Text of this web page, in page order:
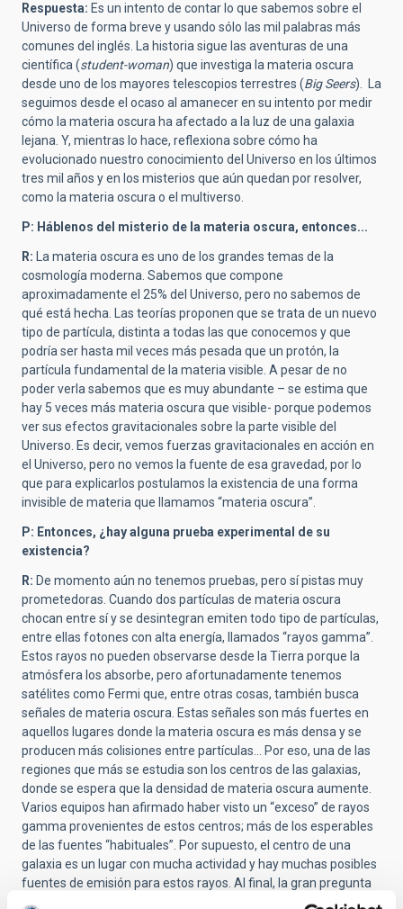
Respuesta: Es un intento de contar lo que sabemos sobre el
Universo de forma breve y usando sólo las mil palabras más
comunes del inglés. La historia sigue las aventuras de una
científica (student-woman) que investiga la materia oscura
desde uno de los mayores telescopios terrestres (Big Seers). La
seguimos desde el ocaso al amanecer en su intento por medir
cómo la materia oscura ha afectado a la luz de una galaxia
lejana. Y, mientras lo hace, reflexiona sobre cómo ha
evolucionado nuestro conocimiento del Universo en los últimos
tres mil años y en los misterios que aún quedan por resolver,
como la materia oscura o el multiverso.
P: Háblenos del misterio de la materia oscura, entonces...
R: La materia oscura es uno de los grandes temas de la
cosmología moderna. Sabemos que compone
aproximadamente el 25% del Universo, pero no sabemos de
qué está hecha. Las teorías proponen que se trata de un nuevo
tipo de partícula, distinta a todas las que conocemos y que
podría ser hasta mil veces más pesada que un protón, la
partícula fundamental de la materia visible. A pesar de no
poder verla sabemos que es muy abundante – se estima que
hay 5 veces más materia oscura que visible- porque podemos
ver sus efectos gravitacionales sobre la parte visible del
Universo. Es decir, vemos fuerzas gravitacionales en acción en
el Universo, pero no vemos la fuente de esa gravedad, por lo
que para explicarlos postulamos la existencia de una forma
invisible de materia que llamamos “materia oscura”.
P: Entonces, ¿hay alguna prueba experimental de su
existencia?
R: De momento aún no tenemos pruebas, pero sí pistas muy
prometedoras. Cuando dos partículas de materia oscura
chocan entre sí y se desintegran emiten todo tipo de partículas,
entre ellas fotones con alta energía, llamados “rayos gamma”.
Estos rayos no pueden observarse desde la Tierra porque la
atmósfera los absorbe, pero afortunadamente tenemos
satélites como Fermi que, entre otras cosas, también busca
señales de materia oscura. Estas señales son más fuertes en
aquellos lugares donde la materia oscura es más densa y se
producen más colisiones entre partículas... Por eso, una de las
regiones que más se estudia son los centros de las galaxias,
donde se espera que la densidad de materia oscura aumente.
Varios equipos han afirmado haber visto un “exceso” de rayos
gamma provenientes de estos centros; más de los esperables
de las fuentes “habituales”. Por supuesto, el centro de una
galaxia es un lugar con mucha actividad y hay muchas posibles
fuentes de emisión para estos rayos. Al final, la gran pregunta
es si podemos separar los rayos gamma emitidos por las